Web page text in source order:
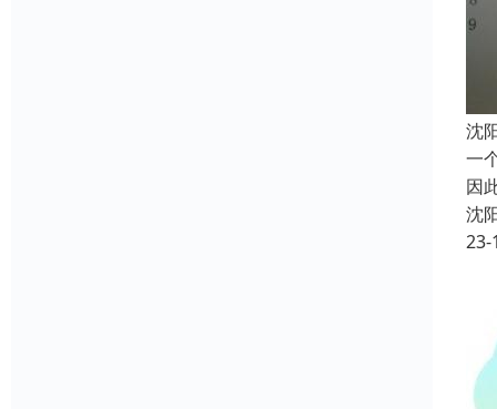
沈
一
因
沈
23-